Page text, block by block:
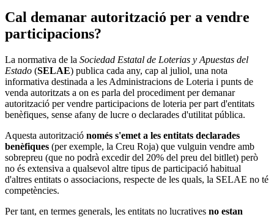
Cal demanar autorització per a vendre
participacions?
La normativa de la Sociedad Estatal de Loterias y Apuestas del
Estado (SELAE) publica cada any, cap al juliol, una nota
informativa destinada a les Administracions de Loteria i punts de
venda autoritzats a on es parla del procediment per demanar
autorització per vendre participacions de loteria per part d'entitats
benèfiques, sense afany de lucre o declarades d'utilitat pública.
Aquesta autorització només s'emet a les entitats declarades
benèfiques (per exemple, la Creu Roja) que vulguin vendre amb
sobrepreu (que no podrà excedir del 20% del preu del bitllet) però
no és extensiva a qualsevol altre tipus de participació habitual
d'altres entitats o associacions, respecte de les quals, la SELAE no té
competències.
Per tant, en termes generals, les entitats no lucratives no estan